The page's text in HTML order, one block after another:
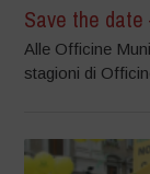
Save the
Alle Officine
stagioni di